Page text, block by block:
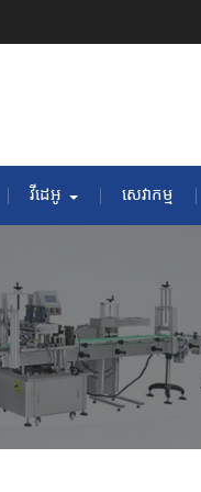
វីដេអូ សេវាកម្ម